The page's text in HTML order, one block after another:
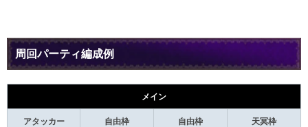
周回パーティ編成例
メイン
アタッカー 自由枠 自由枠 天冥枠